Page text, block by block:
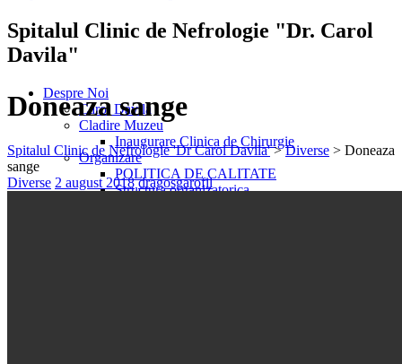
Spitalul Clinic de Nefrologie "Dr. Carol
Davila"
Despre Noi
Carol Davila
Cladire Muzeu
Inaugurare Clinica de Chirurgie
Organizare
POLITICA DE CALITATE
Structura organizatorica
Doneaza sange
Spitalul Clinic de Nefrologie 'Dr Carol Davila'>Diverse > Doneaza
sange
Categories
Diverse Posted
2 august 2018Author
dragosgarofil